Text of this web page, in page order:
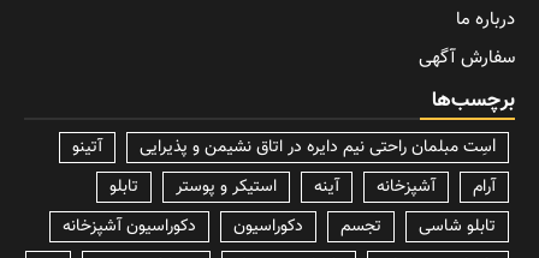
درباره ما
سفارش آگهی
برچسب‌ها
lسِت مبلمان راحتی نیم دایره در اتاق نشیمن و پذیرایی
آتینو
آرام
آشپزخانه آینه استیکر و پوستر
تابلو
تابلو شاسی
تجسم دکوراسیون
دکوراسیون آشپزخانه